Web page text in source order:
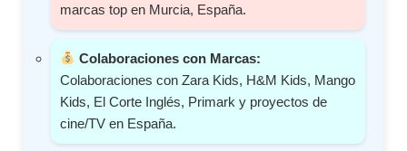
marcas top en Murcia, España.
Colaboraciones con Marcas:
Colaboraciones con Zara Kids, H&M Kids, Mango
Kids, El Corte Inglés, Primark y proyectos de
cine/TV en España.